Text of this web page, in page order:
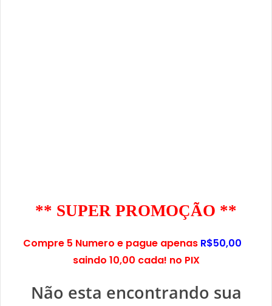
** SUPER PROMOÇÃO **
Compre 5 Numero e pague apenas R$50,00
saindo 10,00 cada! no PIX
Não esta encontrando sua